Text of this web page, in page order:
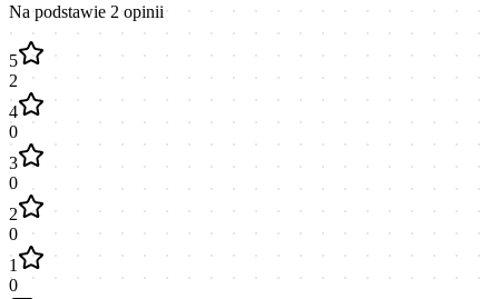
Na podstawie 2opinii
5
2
4
0
3
0
2
0
1
0